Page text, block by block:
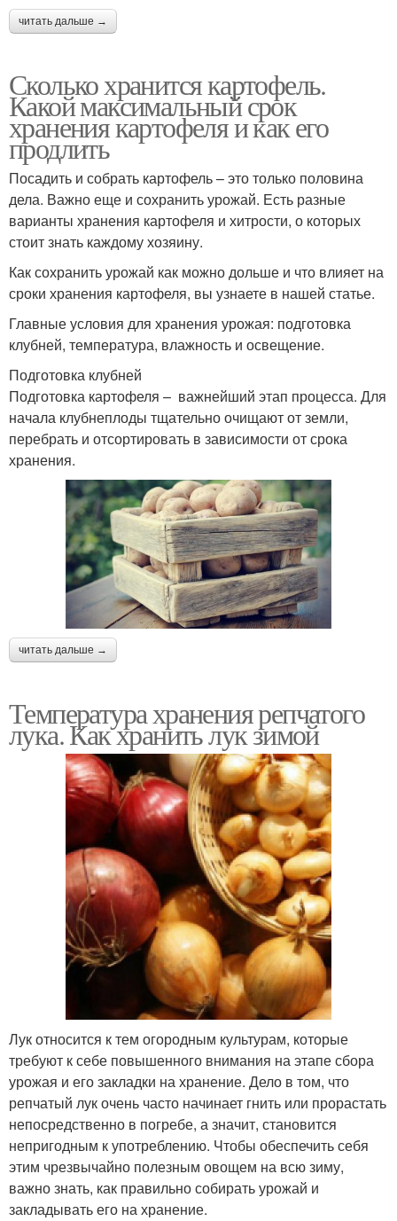
читать дальше →
Сколько хранится картофель.
Какой максимальный срок
хранения картофеля и как его
продлить
Посадить и собрать картофель – это только половина
дела. Важно еще и сохранить урожай. Есть разные
варианты хранения картофеля и хитрости, о которых
стоит знать каждому хозяину.
Как сохранить урожай как можно дольше и что влияет на
сроки хранения картофеля, вы узнаете в нашей статье.
Главные условия для хранения урожая: подготовка
клубней, температура, влажность и освещение.
Подготовка клубней
Подготовка картофеля – важнейший этап процесса. Для
начала клубнеплоды тщательно очищают от земли,
перебрать и отсортировать в зависимости от срока
хранения.
читать дальше →
Температура хранения репчатого
лука. Как хранить лук зимой
Лук относится к тем огородным культурам, которые
требуют к себе повышенного внимания на этапе сбора
урожая и его закладки на хранение. Дело в том, что
репчатый лук очень часто начинает гнить или прорастать
непосредственно в погребе, а значит, становится
непригодным к употреблению. Чтобы обеспечить себя
этим чрезвычайно полезным овощем на всю зиму,
важно знать, как правильно собирать урожай и
закладывать его на хранение.